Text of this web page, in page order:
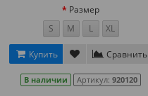
Размер
S
M L XL
Купить Сравнить
В наличии Артикул:920120